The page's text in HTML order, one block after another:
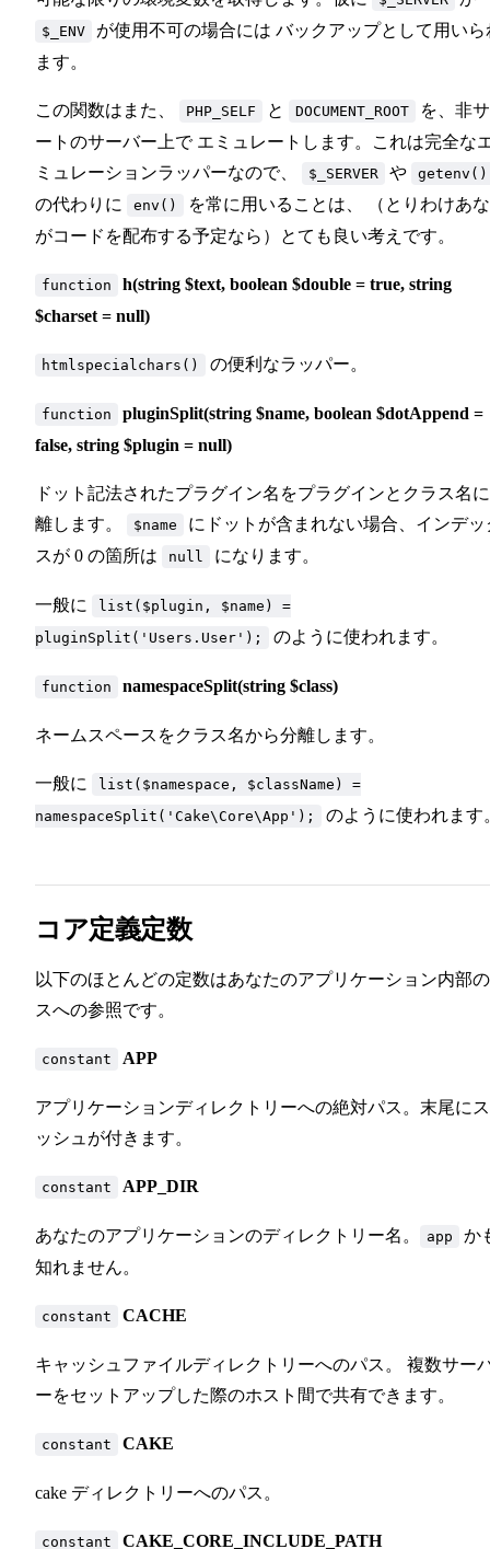
$_ENV
が使用不可の場合には バックアップとして用いら
ます。
この関数はまた、 PHP_SELF と DOCUMENT_ROOT
を、非
ートのサーバー上で エミュレートします。これは完全な
ミュレーションラッパーなので、
$_SERVER や getenv()
の代わりに env()
を常に用いることは、 （とりわけあ
がコードを配布する予定なら）とても良い考えです。
function
h(string $text, boolean $double = true, string
$charset = null)
htmlspecialchars() の便利なラッパー。
function
pluginSplit(string $name, boolean $dotAppend =
false, string $plugin = null)
ドット記法されたプラグイン名をプラグインとクラス名
離します。
$name
にドットが含まれない場合、インデッ
スが 0 の箇所は
null になります。
一般に
list($plugin, $name) =
pluginSplit('Users.User');
のように使われます。
function namespaceSplit(string $class)
ネームスペースをクラス名から分離します。
一般に
list($namespace, $className) =
namespaceSplit('Cake\Core\App');
のように使われます
コア定義定数
以下のほとんどの定数はあなたのアプリケーション内部
スへの参照です。
constant APP
アプリケーションディレクトリーへの絶対パス。末尾に
ッシュが付きます。
constant APP_DIR
あなたのアプリケーションのディレクトリー名。 app
か
知れません。
constant CACHE
キャッシュファイルディレクトリーへのパス。 複数サー
ーをセットアップした際のホスト間で共有できます。
constant CAKE
cake ディレクトリーへのパス。
constant CAKE_CORE_INCLUDE_PATH